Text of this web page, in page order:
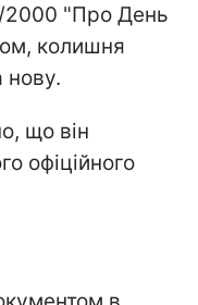
2000 "Про День
колишня
нову.
що він
офіційного